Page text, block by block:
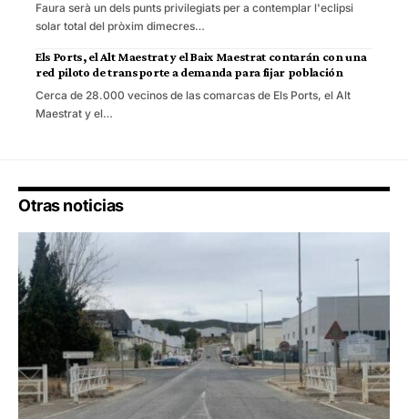
Faura serà un dels punts privilegiats per a contemplar l'eclipsi
solar total del pròxim dimecres…
Els Ports, el Alt Maestrat y el Baix Maestrat contarán con una
red piloto de transporte a demanda para fijar población
Cerca de 28.000 vecinos de las comarcas de Els Ports, el Alt
Maestrat y el…
Otras noticias